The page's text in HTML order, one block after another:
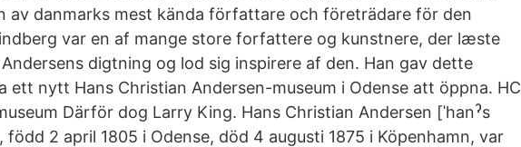
av danmarks mest kända författare och företrädare för den
var en af mange store forfattere og kunstnere, der læste
digtning og lod sig inspirere af den. Han gav dette
ett nytt Hans Christian Andersen-museum i Odense att öppna. HC
Därför dog Larry King. Hans Christian Andersen [ˈhanˀs
född 2 april 1805 i Odense, död 4 augusti 1875 i Köpenhamn, var